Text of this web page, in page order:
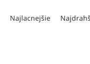
Najlacnejšie